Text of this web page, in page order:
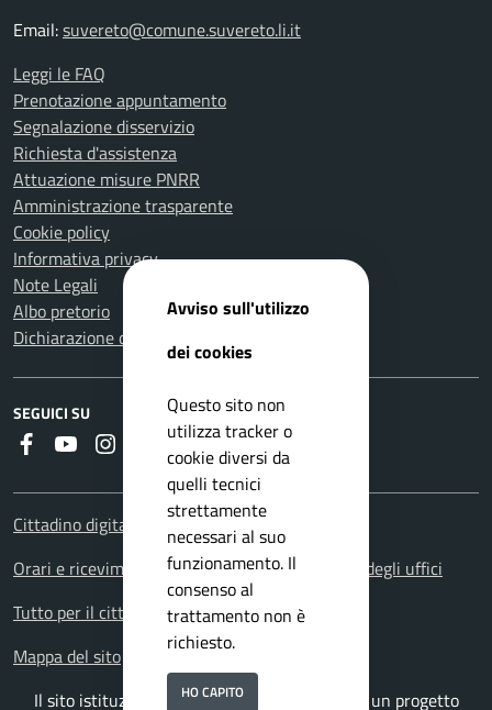
Email:suvereto@comune.suvereto.li.it
Leggi le FAQ
Prenotazione appuntamento
Segnalazione disservizio
Richiesta d'assistenza
Attuazione misure PNRR
Amministrazione trasparente
Cookie policy
Informativa privacy
Note Legali
Albo pretorio
Dichiarazione di accessibilità
SEGUICI SU
Faceboook
YoutubeInstagram
RSS
Cittadino digitale - PagoPA
Orari e ricevimenti. Orario apertura al pubblico degli uffici
Tutto per il cittadino: i servizi territoriali
Mappa del sito
Il sito istituzionale del Comune di Suvereto è un progetto
Avviso sull'utilizzo
dei cookies
Questo sito non
utilizza tracker o
cookie diversi da
quelli tecnici
strettamente
necessari al suo
funzionamento. Il
consenso al
trattamento non è
richiesto.
HO CAPITO